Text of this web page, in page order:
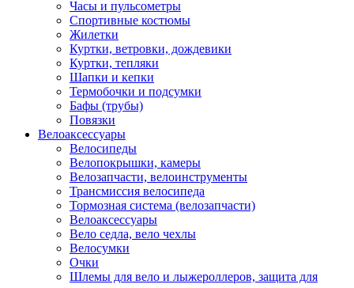
Часы и пульсометры
Спортивные костюмы
Жилетки
Куртки, ветровки, дождевики
Куртки, тепляки
Шапки и кепки
Термобочки и подсумки
Бафы (трубы)
Повязки
Велоаксессуары
Велосипеды
Велопокрышки, камеры
Велозапчасти, велоинструменты
Трансмиссия велосипеда
Тормозная система (велозапчасти)
Велоаксессуары
Вело седла, вело чехлы
Велосумки
Очки
Шлемы для вело и лыжероллеров, защита для